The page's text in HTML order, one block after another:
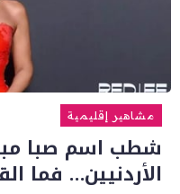
مشاهير إقليمية
شطب اسم صبا
الأردنيين… فما